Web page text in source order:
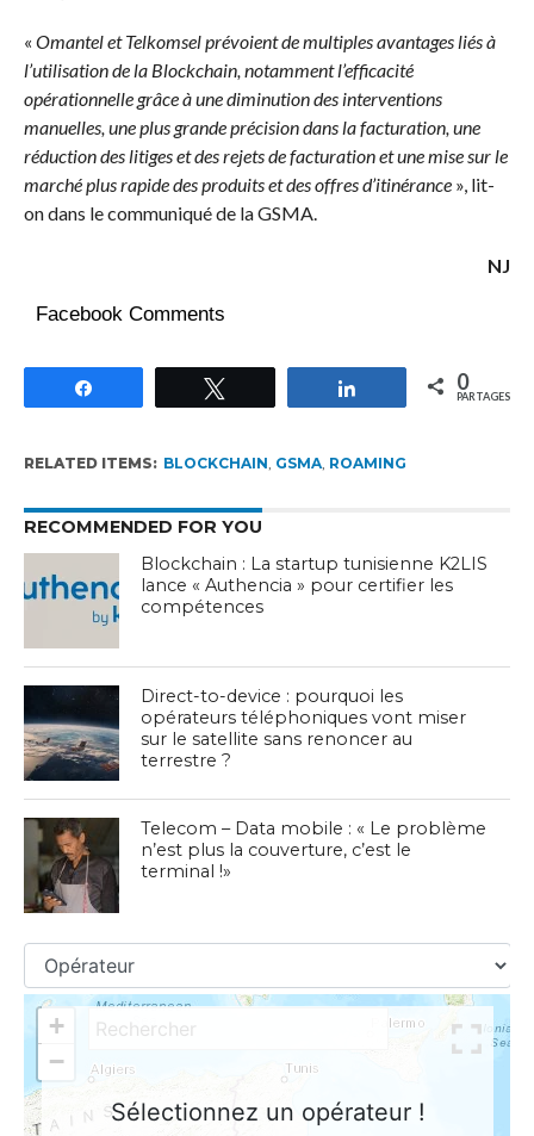
« Omantel et Telkomsel prévoient de multiples avantages liés à
l’utilisation de la Blockchain, notamment l’efficacité
opérationnelle grâce à une diminution des interventions
manuelles, une plus grande précision dans la facturation, une
réduction des litiges et des rejets de facturation et une mise sur le
marché plus rapide des produits et des offres d’itinérance », lit-
on dans le communiqué de la GSMA.
NJ
Facebook Comments
Partagez 0
PARTAGES
RELATED ITEMS: BLOCKCHAIN, GSMA, ROAMING
RECOMMENDED FOR YOU
Blockchain : La startup tunisienne K2LIS
lance « Authencia » pour certifier les
compétences
Direct-to-device : pourquoi les
opérateurs téléphoniques vont miser
sur le satellite sans renoncer au
terrestre ?
Telecom – Data mobile : « Le problème
n’est plus la couverture, c’est le
terminal !»